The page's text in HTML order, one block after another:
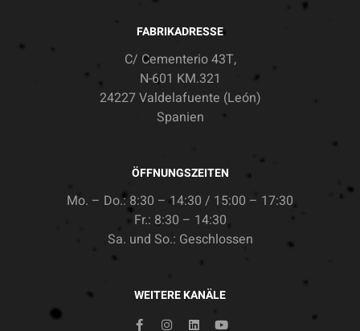
FABRIKADRESSE
C/ Cementerio 43T,
N-601 KM.321
24227 Valdelafuente (León)
Spanien
ÖFFNUNGSZEITEN
Mo. – Do.: 8:30 – 14:30 / 15:00 – 17:30
Fr.: 8:30 – 14:30
Sa. und So.: Geschlossen
WEITERE KANÄLE